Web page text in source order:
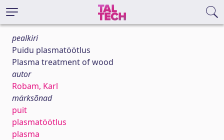
pealkiri
Puidu plasmatöötlus
Plasma treatment of wood
autor
Robam, Karl
märksõnad
puit
plasmatöötlus
plasma